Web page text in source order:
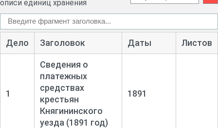
описи единиц хранения
Дело Заголовок Даты Листов
1
Сведения о
платежных
средствах
крестьян
Княгининского
уезда (1891 год)
1891